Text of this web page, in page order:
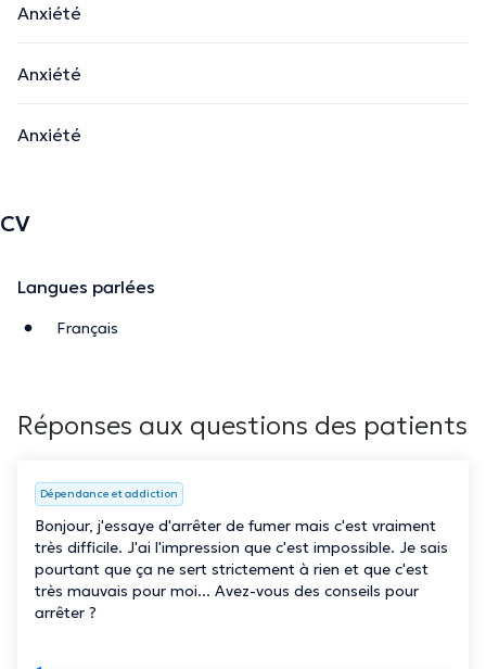
Anxiété
Anxiété
Anxiété
CV
Langues parlées
Français
Réponses aux questions des patients
Dépendance et addiction
Bonjour, j'essaye d'arrêter de fumer mais c'est vraiment
très difficile. J'ai l'impression que c'est impossible. Je sais
pourtant que ça ne sert strictement à rien et que c'est
très mauvais pour moi... Avez-vous des conseils pour
arrêter ?